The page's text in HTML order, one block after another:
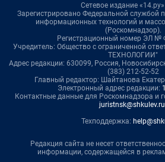
Сетевое издание
Зарегистрировано Федеральной службой
информационных технологий и
(Роскомнадзор).
Регистрационный номер ЭЛ №
Учредитель: Общество с ограниченной
ТЕХНОЛОГИИ"
Адрес редакции: 630099, Россия,
(383) 212-52-52
Главный редактор: Шайтанова
Электронный адрес редакции:
Контактные данные для Роскомнадзора и
juristnsk@shkulev.ru
Техподдержка:
Редакция сайта не несет
информации, содержащейся в